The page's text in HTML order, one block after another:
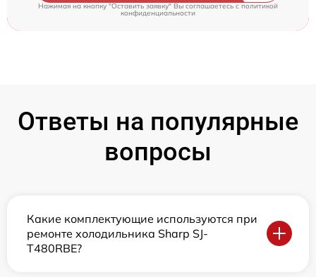
Нажимая на кнопку "Оставить заявку" Вы соглашаетесь cполитикой
конфиденциальности
Ответы на популярные
вопросы
Какие комплектующие используются при
ремонте холодильника Sharp SJ-
T480RBE?